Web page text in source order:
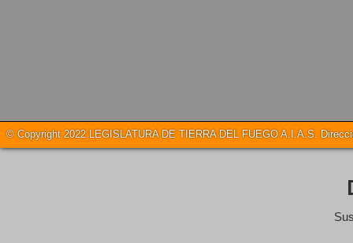
© Copyright 2022 LEGISLATURA DE TIERRA DEL FUEGO A.I.A.S.